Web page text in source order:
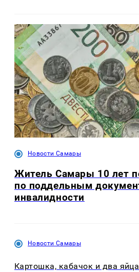
Новости Самары
Житель Самары 10 лет
по поддельным
инвалидности
Новости Самары
Картошка, кабачок и два